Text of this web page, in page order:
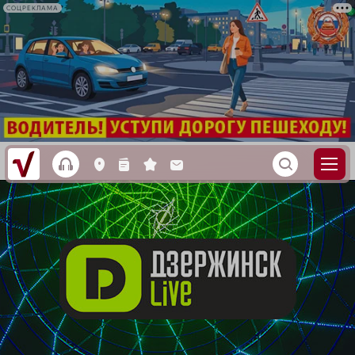
СОЦРЕКЛАМА
h L n s M S